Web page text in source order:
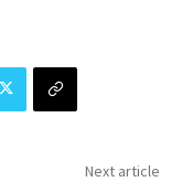
Next article